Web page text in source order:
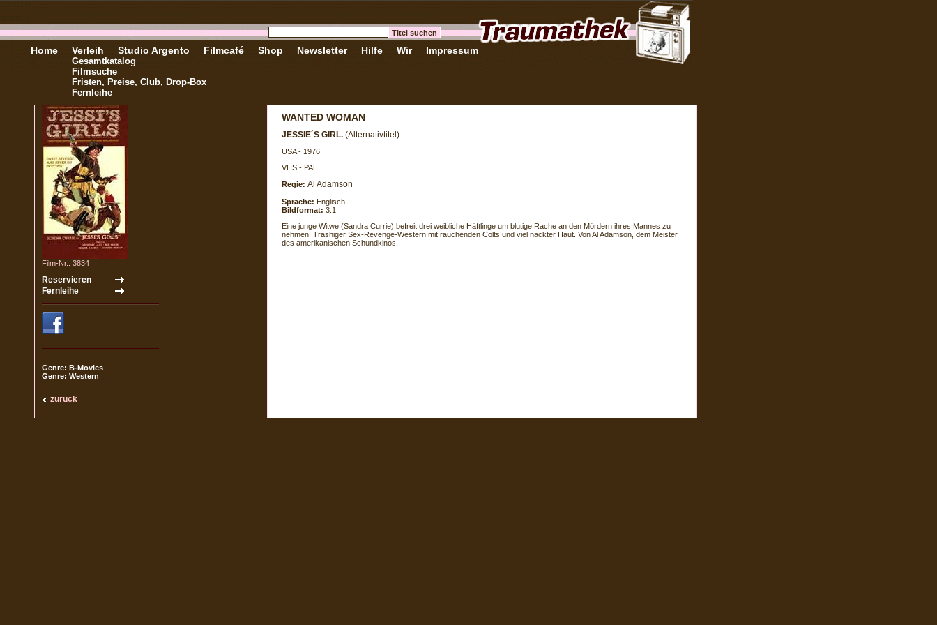
Home Verleih
Gesamtkatalog
Filmsuche
Fristen, Preise, Club, Drop-Box
Fernleihe
Studio Argento Filmcafé Shop Newsletter Hilfe Wir Impressum
Film-Nr.: 3834
Genre: B-Movies
Genre: Western
zurück
WANTED WOMAN
JESSIE´S GIRL. (Alternativtitel)
USA - 1976
VHS - PAL
Regie: Al Adamson
Sprache: Englisch
Bildformat: 3:1
Eine junge Witwe (Sandra Currie) befreit drei weibliche Häftlinge um blutige Rache an den Mördern ihres Mannes zu
nehmen. Trashiger Sex-Revenge-Western mit rauchenden Colts und viel nackter Haut. Von Al Adamson, dem Meister
des amerikanischen Schundkinos.